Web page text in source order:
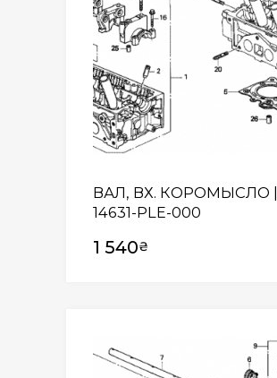
ВАЛ, ВХ. КОРОМЫСЛО |
14631-PLE-000
1 540₴